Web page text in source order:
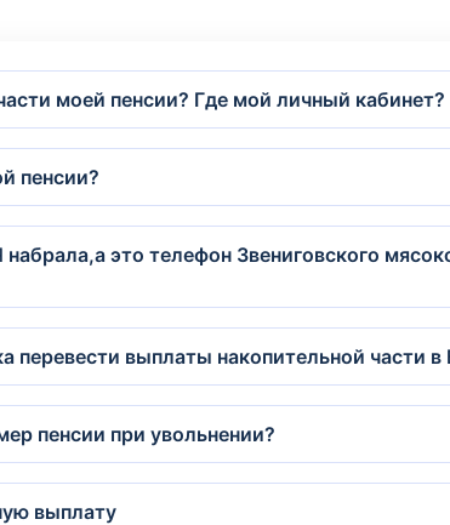
моей пенсии? Где мой личный кабинет?
пенсии?
это телефон Звениговского
перевести выплаты накопительной части
пенсии при увольнении?
выплату